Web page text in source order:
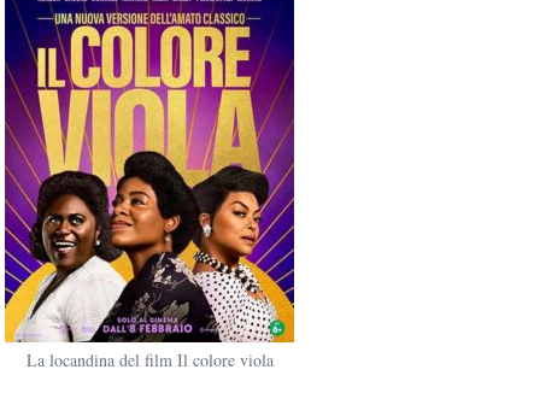
La locandina del film Il colore viola